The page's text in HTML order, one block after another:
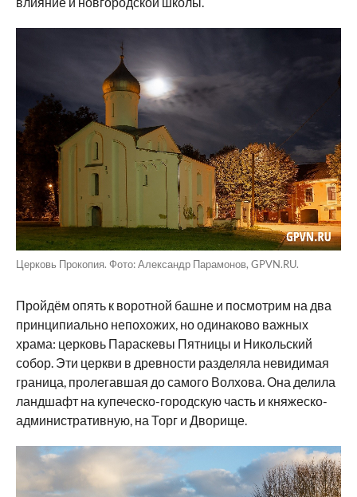
Церковь Прокопия. Фото: Александр Парамонов, GPVN.RU.
Пройдём опять к воротной башне и посмотрим на два
принципиально непохожих, но одинаково важных
храма: церковь Параскевы Пятницы и Никольский
собор. Эти церкви в древности разделяла невидимая
граница, пролегавшая до самого Волхова. Она делила
ландшафт на купеческо-городскую часть и княжеско-
административную, на Торг и Дворище.